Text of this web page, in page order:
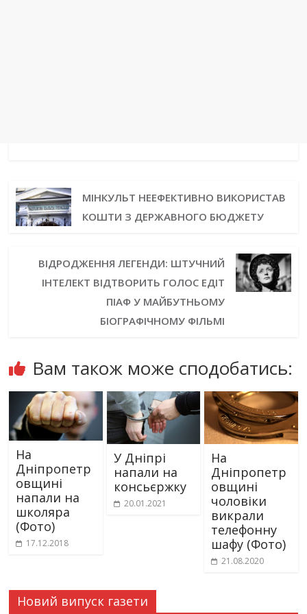
МІНКУЛЬТ НЕЕФЕКТИВНО ВИКОРИСТАВ
КОШТИ З ДЕРЖАВНОГО БЮДЖЕТУ
ВІДРОДЖЕННЯ ЛЕГЕНДИ: ШТУЧНИЙ
ІНТЕЛЕКТ ВІДТВОРИТЬ ГОЛОС ЕДІТ
ПІАФ У МАЙБУТНЬОМУ
БІОГРАФІЧНОМУ ФІЛЬМІ
Вам також може сподобатись:
На
Дніпропетр
овщині
напали на
школяра
(Фото)
17.12.2018
У Дніпрі
напали на
консьєржку
20.01.2021
На
Дніпропетр
овщині
чоловіки
викрали
телефонну
шафу (Фото)
21.08.2020
Новий випуск газети